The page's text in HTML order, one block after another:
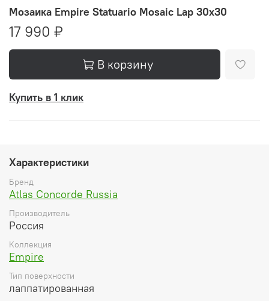
Мозаика Empire Statuario Mosaic Lap 30x30
17 990 ₽
В корзину
Купить в 1 клик
Характеристики
Бренд
Atlas Concorde Russia
Производитель
Россия
Коллекция
Empire
Тип поверхности
лаппатированная